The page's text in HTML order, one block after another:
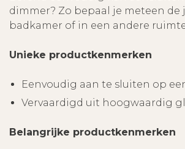
dimmer? Zo bepaal je meteen de
badkamer of in een andere
Unieke productkenmerken
Eenvoudig aan te sluiten op
Vervaardigd uit hoogwaardig
Belangrijke productkenmerken